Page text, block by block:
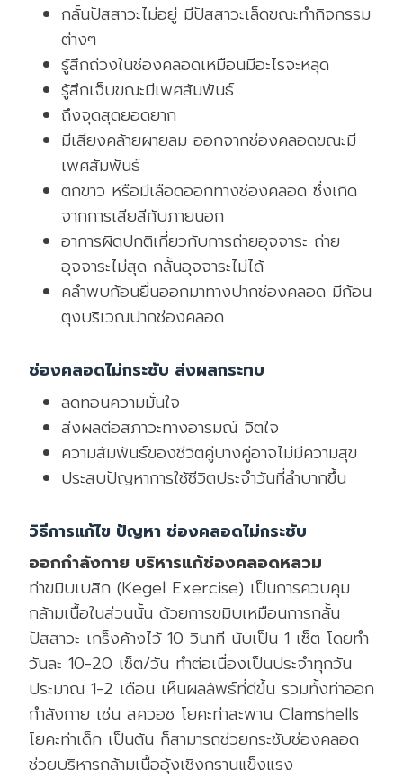
กลั้นปัสสาวะไม่อยู่ มีปัสสาวะเล็ดขณะทำกิจกรรม
ต่างๆ
รู้สึกถ่วงในช่องคลอดเหมือนมีอะไรจะหลุด
รู้สึกเจ็บขณะมีเพศสัมพันธ์
ถึงจุดสุดยอดยาก
มีเสียงคล้ายผายลม ออกจากช่องคลอดขณะมี
เพศสัมพันธ์
ตกขาว หรือมีเลือดออกทางช่องคลอด ซึ่งเกิด
จากการเสียสีกับภายนอก
อาการผิดปกติเกี่ยวกับการถ่ายอุจจาระ ถ่าย
อุจจาระไม่สุด กลั้นอุจจาระไม่ได้
คลำพบก้อนยื่นออกมาทางปากช่องคลอด มีก้อน
ตุงบริเวณปากช่องคลอด
ช่องคลอดไม่กระชับ ส่งผลกระทบ
ลดทอนความมั่นใจ
ส่งผลต่อสภาวะทางอารมณ์ จิตใจ
ความสัมพันธ์ของชีวิตคู่บางคู่อาจไม่มีความสุข
ประสบปัญหาการใช้ชีวิตประจำวันที่ลำบากขึ้น
วิธีการแก้ไข ปัญหา ช่องคลอดไม่กระชับ
ออกกำลังกาย บริหารแก้ช่องคลอดหลวม
ท่าขมิบเบสิก (Kegel Exercise) เป็นการควบคุม
กล้ามเนื้อในส่วนนั้น ด้วยการขมิบเหมือนการกลั้น
ปัสสาวะ เกร็งค้างไว้ 10 วินาที นับเป็น 1 เซ็ต โดยทำ
วันละ 10-20 เซ็ต/วัน ทำต่อเนื่องเป็นประจำทุกวัน
ประมาณ 1-2 เดือน เห็นผลลัพธ์ที่ดีขึ้น รวมทั้งท่าออก
กำลังกาย เช่น สควอช โยคะท่าสะพาน Clamshells
โยคะท่าเด็ก เป็นต้น ก็สามารถช่วยกระชับช่องคลอด
ช่วยบริหารกล้ามเนื้ออุ้งเชิงกรานแข็งแรง